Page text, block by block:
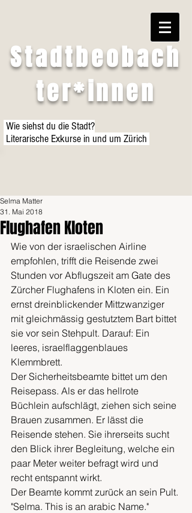
Stadtbeobach
ter*innen
Wie siehst du die Stadt?
Literarische Exkurse in und um Zürich
Flughafen Kloten
Selma Matter
31. Mai 2018
Wie von der israelischen Airline
empfohlen, trifft die Reisende zwei
Stunden vor Abflugszeit am Gate des
Zürcher Flughafens in Kloten ein. Ein
ernst dreinblickender Mittzwanziger
mit gleichmässig gestutztem Bart bittet
sie vor sein Stehpult. Darauf: Ein
leeres, israelflaggenblaues
Klemmbrett.
Der Sicherheitsbeamte bittet um den
Reisepass. Als er das hellrote
Büchlein aufschlägt, ziehen sich seine
Brauen zusammen. Er lässt die
Reisende stehen. Sie ihrerseits sucht
den Blick ihrer Begleitung, welche ein
paar Meter weiter befragt wird und
recht entspannt wirkt.
Der Beamte kommt zurück an sein Pult.
"Selma. This is an arabic Name."